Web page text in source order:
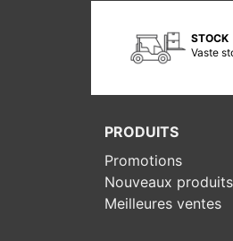
STOCK
Vaste
PRODUITS
Promotions
Nouveaux produits
Meilleures ventes